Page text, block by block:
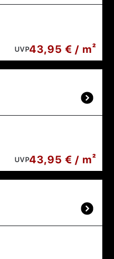
UVP43,95 € / m²
UVP43,95 € / m²